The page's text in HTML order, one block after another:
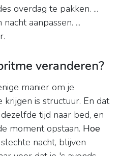
overdag te pakken. ...
aanpassen. ...
veranderen?
manier om je
is structuur. En dat
tijd naar bed, en
moment opstaan. Hoe
nacht, blijven